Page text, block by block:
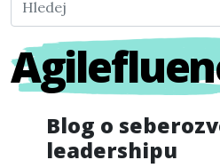
Blog o
leadershipu